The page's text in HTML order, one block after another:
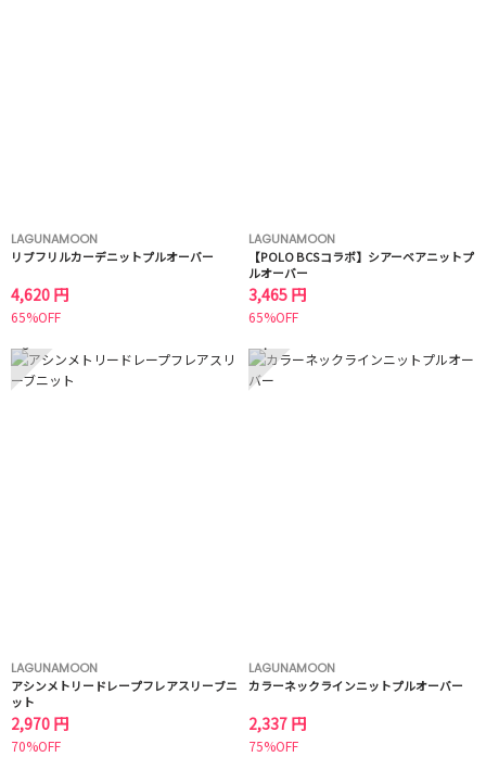
LAGUNAMOON
リブフリルカーデニットプルオーバー
4,620 円
65%OFF
LAGUNAMOON
【POLO BCSコラボ】シアーベアニットプ
ルオーバー
3,465 円
65%OFF
3
LAGUNAMOON
アシンメトリードレープフレアスリーブニ
ット
2,970 円
70%OFF
4
LAGUNAMOON
カラーネックラインニットプルオーバー
2,337 円
75%OFF